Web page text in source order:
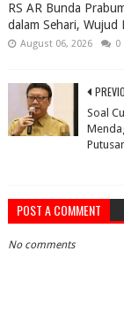
RS AR Bunda
dalam Sehari, Wujud
August 06, 2026 0
Soal
POST A COMMENT
No comments